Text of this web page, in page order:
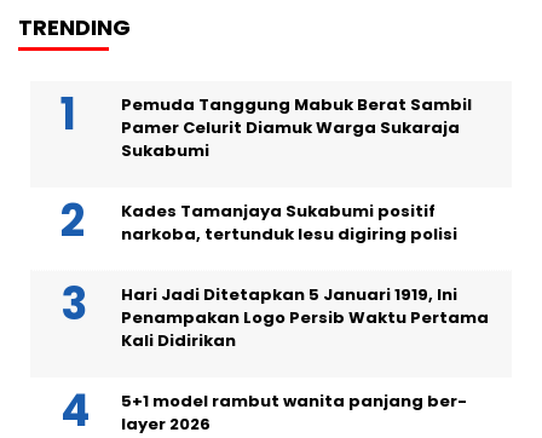
TRENDING
Pemuda Tanggung Mabuk Berat Sambil
Pamer Celurit Diamuk Warga Sukaraja
Sukabumi
Kades Tamanjaya Sukabumi positif
narkoba, tertunduk lesu digiring polisi
Hari Jadi Ditetapkan 5 Januari 1919, Ini
Penampakan Logo Persib Waktu Pertama
Kali Didirikan
5+1 model rambut wanita panjang ber-
layer 2026